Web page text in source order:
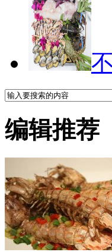
编辑推荐